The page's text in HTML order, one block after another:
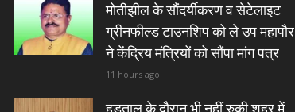
मोतीझील के सौंदर्यीकरण व सेटेलाइट
ग्रीनफील्ड टाउनशिप को ले उप महापौर
ने केंद्रिय मंत्रियों को सौंपा मांग पत्र
11 hours ago
हड़ताल के दौरान भी नहीं रुकी शहर में